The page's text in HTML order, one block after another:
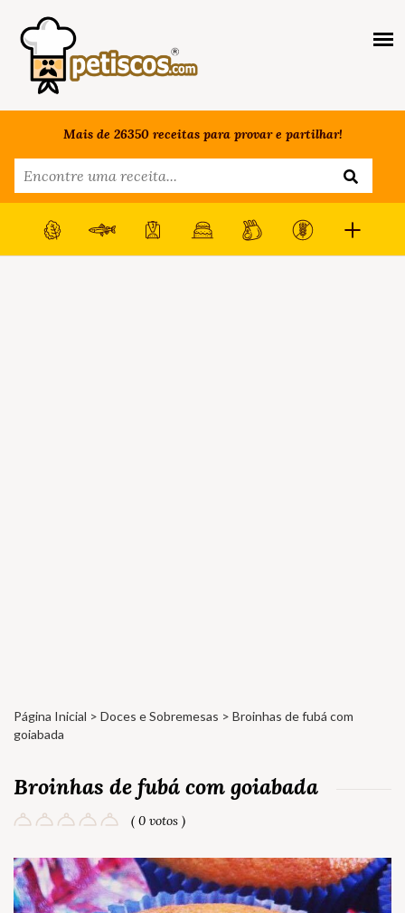
Mais de 26350 receitas para provar e partilhar!
Página Inicial > Doces e Sobremesas > Broinhas de fubá com
goiabada
Broinhas de fubá com goiabada
( 0 votos )